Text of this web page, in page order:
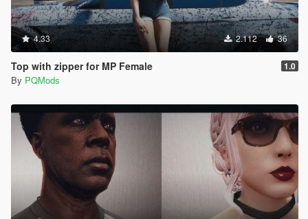
4.33 2.112 36
Top with zipper for MP Female 1.0
By PQMods